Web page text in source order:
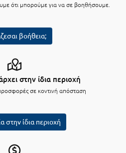
ότι μπορούμε για να σε βοηθήσουμε.
βοήθεια;
στην ίδια περιοχή
σε κοντινή απόσταση
στην ίδια περιοχή